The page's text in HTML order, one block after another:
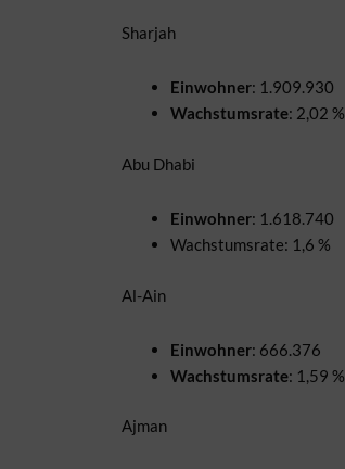
Sharjah
Einwohner: 1.909.930
Wachstumsrate: 2,02 %
Abu Dhabi
Einwohner: 1.618.740
Wachstumsrate: 1,6 %
Al-Ain
Einwohner: 666.376
Wachstumsrate: 1,59 %
Ajman